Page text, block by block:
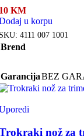
KM
u korpu
4111 007 1001
Brend
GarancijaBEZ
nož za